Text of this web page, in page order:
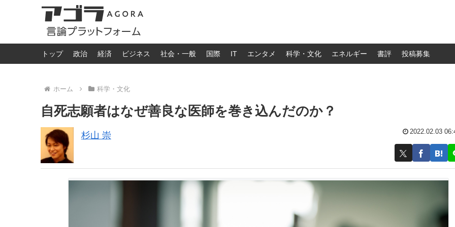
トップ 政治 経済 ビジネス 社会・一般 国際 IT エンタメ 科学・文化 エネルギー 書評 投稿募集
ホーム 科学・文化
自死志願者はなぜ善良な医師を巻き込んだのか？
杉山 崇 2022.02.03